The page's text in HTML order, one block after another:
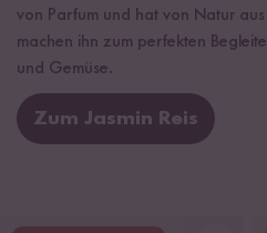
von Parfum und hat von Natur
machen ihn zum perfekten
und Gemüse.
Zum Jasmin Reis